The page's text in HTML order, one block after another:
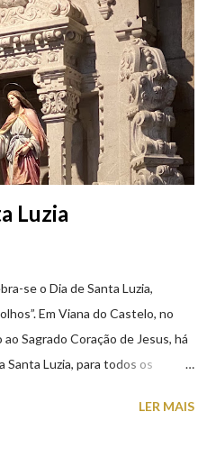
Feira Semanal em Viana do
em Viana do Castelo
Luzia
se o Dia de Santa Luzia,
Em Viana do Castelo, no
Sagrado Coração de Jesus, há
Santa Luzia, para todos os
construída no cimo do monte
LER MAIS